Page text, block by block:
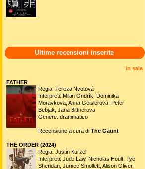
Ultime recensioni inserite
in sala
FATHER
Regia: Tereza Nvotová
Interpreti: Milan Ondrík, Dominika
Moravkova, Anna Geislerová, Peter
Bebjak, Jana Bittnerova
Genere: drammatico
Recensione a cura di The Gaunt
THE ORDER (2024)
Regia: Justin Kurzel
Interpreti: Jude Law, Nicholas Hoult, Tye
Sheridan, Jurnee Smollett, Alison Oliver,